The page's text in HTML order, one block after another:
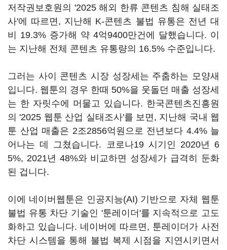
저작권보호원의 '2025 해외 한류 콘텐츠 침해 실태조
사'에 따르면, 지난해 K-콘텐츠 불법 유통은 전년 대
비 19.3% 증가해 약 4억9400만건에 달했습니다. 이
는 지난해 전체 콘텐츠 유통량의 16.5% 수준입니다.
그러는 사이 콘텐츠 시장 성장세는 주춤하는 모양새
입니다. 웹툰의 경우 한때 50%을 웃돌던 매출 성장세
는 한 자릿수에 머물고 있습니다. 한국콘텐츠진흥원
의 '2025 웹툰 산업 실태조사'를 보면, 지난해 국내 웹
툰 산업 매출은 2조2856억원으로 전년보다 4.4% 늘
어나는 데 그쳤습니다. 코로나19 시기인 2020년 6
5%, 2021년 48%와 비교하면 성장세가 급격히 둔화
된 겁니다.
이에 네이버웹툰은 인공지능(AI) 기반으로 자체 웹툰
불법 유통 차단 기술인 '툰레이더'를 지속적으로 고도
화하고 있습니다. 네이버에 따르면, 툰레이더가 사전
차단 시스템을 통해 불법 복제 시점을 지연시키면서